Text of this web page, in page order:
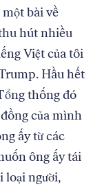
bài về
hút nhiều
Việt của tôi
Hầu hết
thống đó
của mình
ấy từ các
ông ấy tái
loại người,